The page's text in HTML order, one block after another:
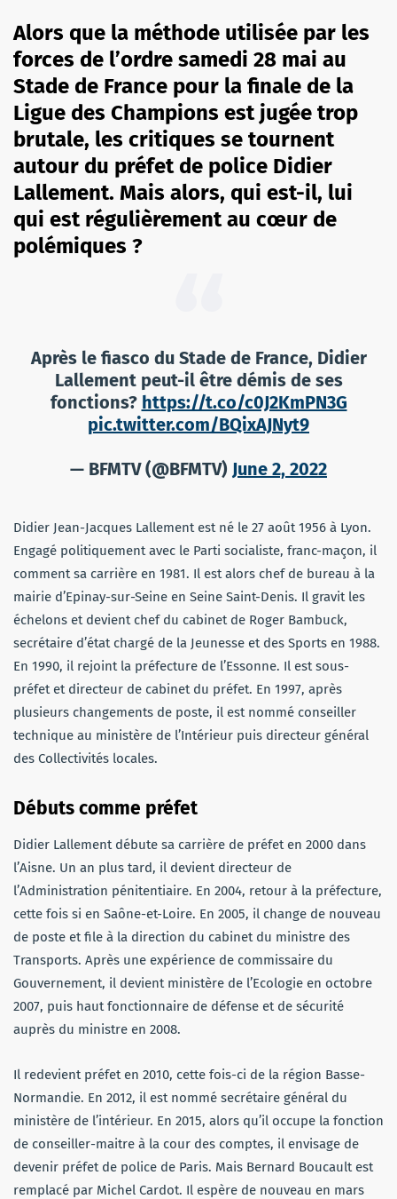
Alors que la méthode utilisée par les
forces de l’ordre samedi 28 mai au
Stade de France pour la finale de la
Ligue des Champions est jugée trop
brutale, les critiques se tournent
autour du préfet de police Didier
Lallement. Mais alors, qui est-il, lui
qui est régulièrement au cœur de
polémiques ?
Après le fiasco du Stade de France, Didier
Lallement peut-il être démis de ses
fonctions? https://t.co/c0J2KmPN3G
pic.twitter.com/BQixAJNyt9
— BFMTV (@BFMTV) June 2, 2022
Didier Jean-Jacques Lallement est né le 27 août 1956 à Lyon.
Engagé politiquement avec le Parti socialiste, franc-maçon, il
comment sa carrière en 1981. Il est alors chef de bureau à la
mairie d’Epinay-sur-Seine en Seine Saint-Denis. Il gravit les
échelons et devient chef du cabinet de Roger Bambuck,
secrétaire d’état chargé de la Jeunesse et des Sports en 1988.
En 1990, il rejoint la préfecture de l’Essonne. Il est sous-
préfet et directeur de cabinet du préfet. En 1997, après
plusieurs changements de poste, il est nommé conseiller
technique au ministère de l’Intérieur puis directeur général
des Collectivités locales.
Débuts comme préfet
Didier Lallement débute sa carrière de préfet en 2000 dans
l’Aisne. Un an plus tard, il devient directeur de
l’Administration pénitentiaire. En 2004, retour à la préfecture,
cette fois si en Saône-et-Loire. En 2005, il change de nouveau
de poste et file à la direction du cabinet du ministre des
Transports. Après une expérience de commissaire du
Gouvernement, il devient ministère de l’Ecologie en octobre
2007, puis haut fonctionnaire de défense et de sécurité
auprès du ministre en 2008.
Il redevient préfet en 2010, cette fois-ci de la région Basse-
Normandie. En 2012, il est nommé secrétaire général du
ministère de l’intérieur. En 2015, alors qu’il occupe la fonction
de conseiller-maitre à la cour des comptes, il envisage de
devenir préfet de police de Paris. Mais Bernard Boucault est
remplacé par Michel Cardot. Il espère de nouveau en mars